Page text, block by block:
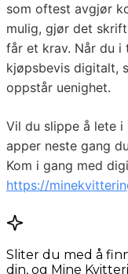
som oftest avgjør
mulig, gjør det
får et krav. Når du
kjøpsbevis digitalt,
oppstår uenighet.
Vil du slippe å lete
apper neste gang
Kom i gang med
https://
Sliter du med å
din, og Mine